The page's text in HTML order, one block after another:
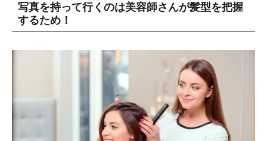
写真を持って行くのは美容師さんが髪型を把握
するため！